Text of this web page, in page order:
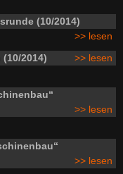
(10/2014)
>> lesen
2014)
>> lesen
>> lesen
>> lesen